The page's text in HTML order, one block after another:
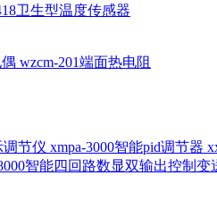
卫生型温度传感器
wzcm-201端面热电阻
调节仪 xmpa-3000智能pid调节器
智能四回路数显双输出控制变